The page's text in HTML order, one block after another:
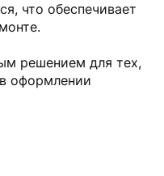
что обеспечивает
решением для тех,
оформлении